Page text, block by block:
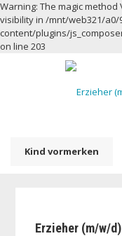
Warning: The magic method
visibility in /mnt/web321/a0/
content/plugins/
on line 203
Kind vormerken
Erzieher (m/w/